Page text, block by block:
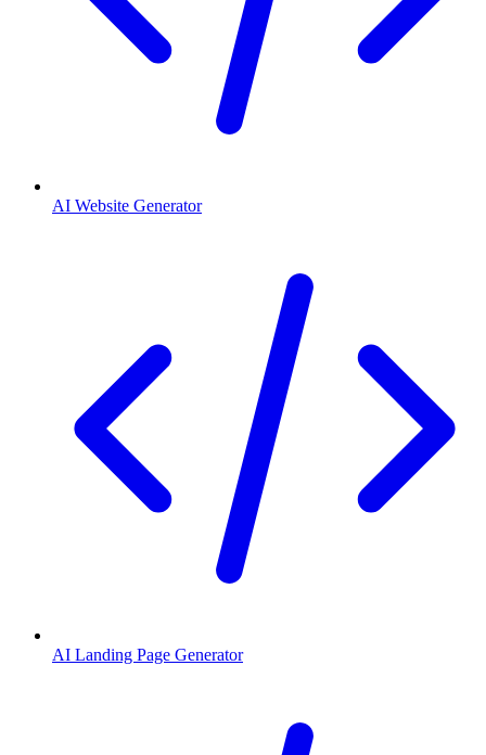
AI Website Generator
AI Landing Page Generator